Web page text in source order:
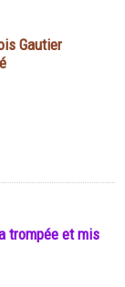
Gautier
trompée et mis